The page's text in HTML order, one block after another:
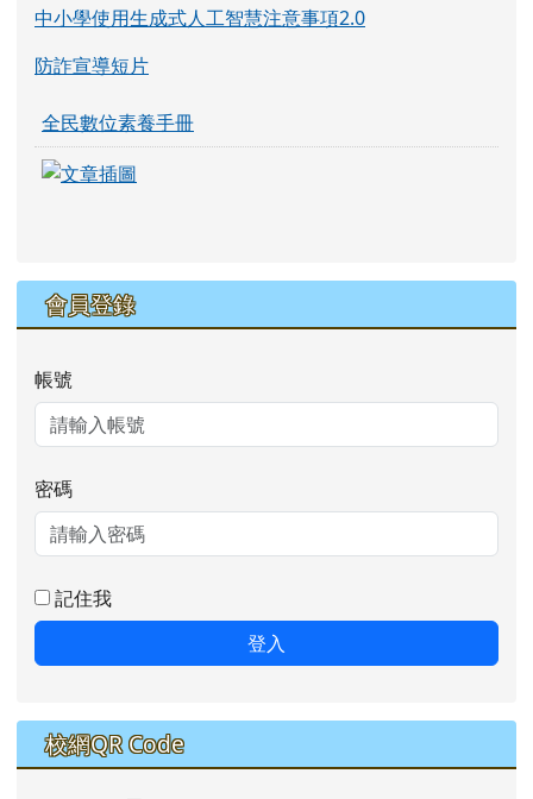
中小學使用生成式人工智慧注意事項2.0
防詐宣導短片
全民數位素養手冊
會員登錄
帳號
密碼
記住我
登入
校網QR Code